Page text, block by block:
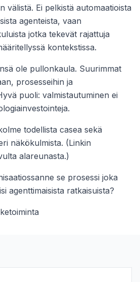
välistä. Ei pelkistä automaatioista
agenteista, vaan
jotka tekevät rajattuja
kontekstissa.
ole pullonkaula. Suurimmat
prosesseihin ja
puoli: valmistautuminen ei
todellista casea sekä
näkökulmista. (Linkin
alareunasta.)
se prosessi joka
agenttimaisista ratkaisuista?